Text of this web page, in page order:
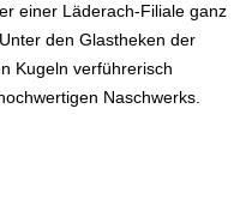
einer Läderach-Filiale ganz
den Glastheken der
Kugeln verführerisch
Naschwerks.